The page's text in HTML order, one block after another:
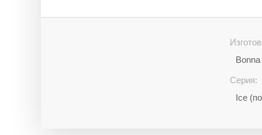
Серия:
Ice